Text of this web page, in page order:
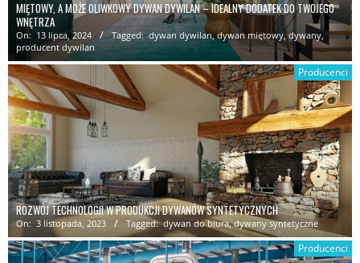
MIĘTOWY, A MOŻE OLIWKOWY DYWAN DYWILAN – IDEALNY DODATEK DO TWOJEGO
WNĘTRZA
On: 13 lipca, 2024 Tagged: dywan dywilan,dywan miętowy,dywany,
producent dywilan
Producenci
ROZWÓJ TECHNOLOGII W PRODUKCJI DYWANÓW SYNTETYCZNYCH
On: 3 listopada, 2023 Tagged: dywan do biura,dywany syntetyczne
Producenci